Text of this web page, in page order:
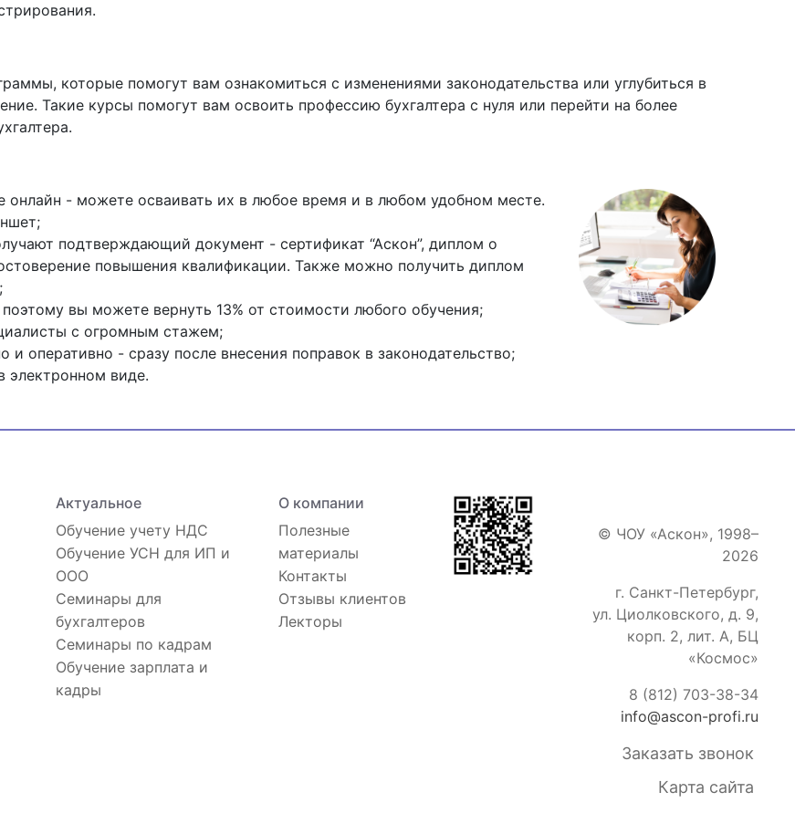
которые помогут вам ознакомиться с изменениями законодательства или углубиться в
Такие курсы помогут вам освоить профессию бухгалтера с нуля или перейти на более
- можете осваивать их в любое время и в любом удобном месте.
подтверждающий документ - сертификат “Аскон”, диплом о
повышения квалификации. Также можно получить диплом
вы можете вернуть 13% от стоимости любого обучения;
с огромным стажем;
оперативно - сразу после внесения поправок в законодательство;
электронном виде.
Актуальное
Обучение учету НДС
Обучение УСН для ИП и
ООО
Семинары для
бухгалтеров
Семинары по кадрам
Обучение зарплата и
кадры
О компании
Полезные
материалы
Контакты
Отзывы клиентов
Лекторы
© ЧОУ «Аскон», 1998–
2026
г. Санкт-Петербург,
ул. Циолковского, д. 9,
корп. 2, лит. А, БЦ
«Космос»
8 (812) 703-38-34
info@ascon-profi.ru
Заказать звонок
Карта сайта